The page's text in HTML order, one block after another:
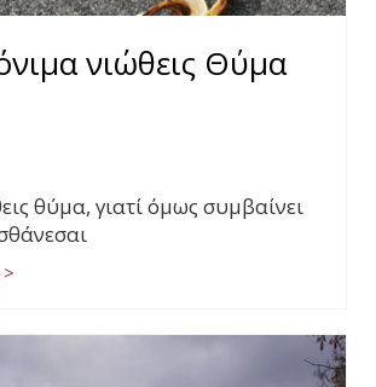
νιώθεις Θύμα
θύμα, γιατί όμως συμβαίνει